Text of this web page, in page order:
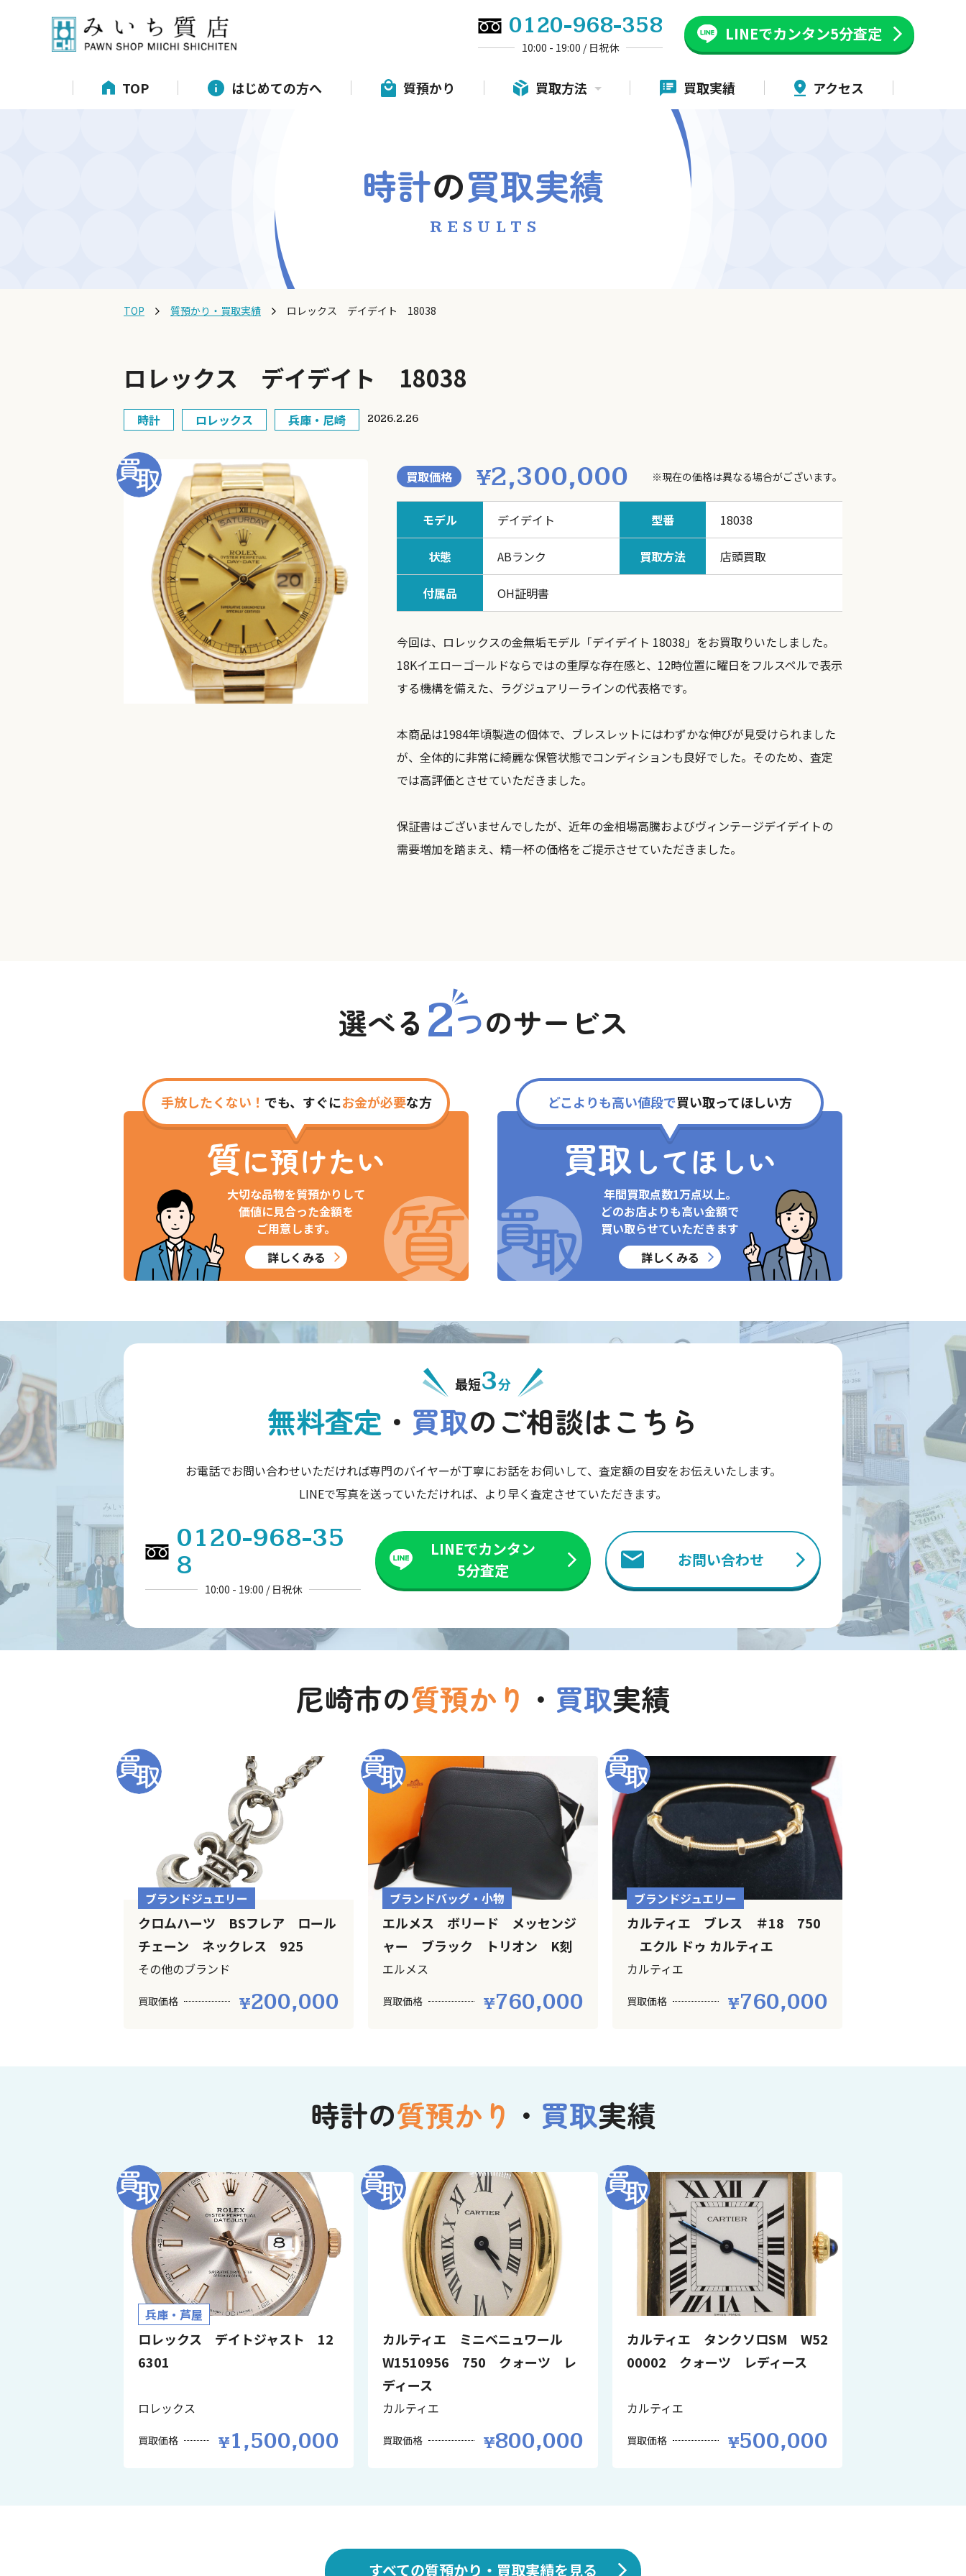
0120-968-358
10:00 - 19:00 / 日祝休
LINEでカンタン5分査定
TOP はじめての方へ 質預かり 買取方法 買取実績 アクセス
時計の買取実績
RESULTS
TOP 質預かり・買取実績 ロレックス デイデイト 18038
ロレックス デイデイト 18038
時計 ロレックス 兵庫・尼崎 2026.2.26
買取価格 ¥2,300,000 ※現在の価格は異なる場合がございます。
モデル デイデイト 型番 18038
状態 ABランク 買取方法 店頭買取
付属品 OH証明書
今回は、ロレックスの金無垢モデル「デイデイト 18038」をお買取りいたしました。
18Kイエローゴールドならではの重厚な存在感と、12時位置に曜日をフルスペルで表示
する機構を備えた、ラグジュアリーラインの代表格です。
本商品は1984年頃製造の個体で、ブレスレットにはわずかな伸びが見受けられました
が、全体的に非常に綺麗な保管状態でコンディションも良好でした。そのため、査定
では高評価とさせていただきました。
保証書はございませんでしたが、近年の金相場高騰およびヴィンテージデイデイトの
需要増加を踏まえ、精一杯の価格をご提示させていただきました。
選べる 2つのサービス
手放したくない！ でも、すぐにお金が必要な方
質に預けたい
大切な品物を質預かりして
価値に見合った金額を
ご用意します。
詳しくみる
どこよりも高い値段で買い取ってほしい方
買取 してほしい
年間買取点数1万点以上。
どのお店よりも高い金額で
買い取らせていただきます
詳しくみる
最短3分
無料査定 ・ 買取のご相談はこちら
お電話でお問い合わせいただければ専門のバイヤーが丁寧にお話をお伺いして、査定額の目安をお伝えいたします。
LINEで写真を送っていただければ、より早く査定させていただきます。
0120-968-35
8
10:00 - 19:00 / 日祝休
LINEでカンタン
5分査定
お問い合わせ
尼崎市の質預かり ・ 買取実績
ブランドジュエリー
クロムハーツ BSフレア ロール
チェーン ネックレス 925
その他のブランド
買取価格 200,000
ブランドバッグ・小物
エルメス ボリード メッセンジ
ャー ブラック トリオン K刻
エルメス
買取価格 760,000
ブランドジュエリー
カルティエ ブレス ＃18 750
エクル ドゥ カルティエ
カルティエ
買取価格 760,000
時計の質預かり ・ 買取実績
兵庫・芦屋
ロレックス デイトジャスト 12
6301
ロレックス
買取価格 1,500,000
カルティエ ミニベニュワール
W1510956 750 クォーツ レ
ディース
カルティエ
買取価格 800,000
カルティエ タンクソロSM W52
00002 クォーツ レディース
カルティエ
買取価格 500,000
すべての質預かり・買取実績を見る